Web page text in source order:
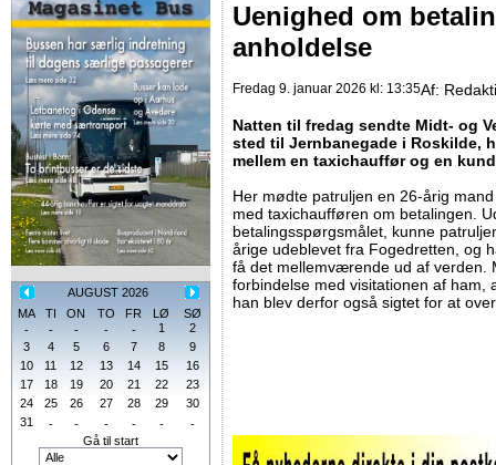
AUGUST 2026
MA
TI ON TO FR LØ
SØ
-
- - - - 1
2
3
4 5 6 7 8
9
10
11 12 13 14 15
16
17
18 19 20 21 22
23
24
25 26 27 28 29
30
31
- - - - -
-
Gå til start
Uenighed om
anholdelse
Fredag 9. januar 2026 kl: 13:35Af:
Natten til fredag sendte Midt- og
sted til Jernbanegade i Roskilde,
mellem en taxichauffør og en
Her mødte patruljen en 26-årig
med taxichaufføren om betalingen.
betalingsspørgsmålet, kunne
årige udeblevet fra Fogedretten, og
få det mellemværende ud af verden.
forbindelse med visitationen af ham,
han blev derfor også sigtet for at